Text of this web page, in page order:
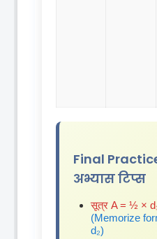
Final
अभ्यास टिप्स
सूत्र A = ½ ×
(Memorize
d₂)